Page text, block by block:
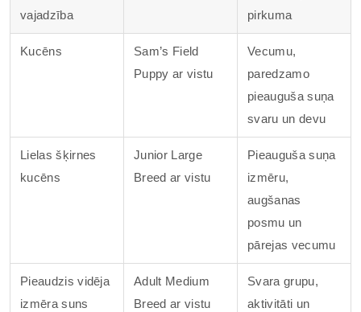
vajadzība
pirkuma
Kucēns
Sam’s Field
Puppy ar vistu
Vecumu,
paredzamo
pieauguša suņa
svaru un devu
Lielas šķirnes
kucēns
Junior Large
Breed ar vistu
Pieauguša suņa
izmēru,
augšanas
posmu un
pārejas vecumu
Pieaudzis vidēja
izmēra suns
Adult Medium
Breed ar vistu
Svara grupu,
aktivitāti un